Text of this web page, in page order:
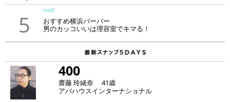
5
HAIR
おすすめ横浜バーバー
男のカッコいいは理容室でキマる！
400
齋藤 玲緒奈 41歳
アバハウスインターナショナル